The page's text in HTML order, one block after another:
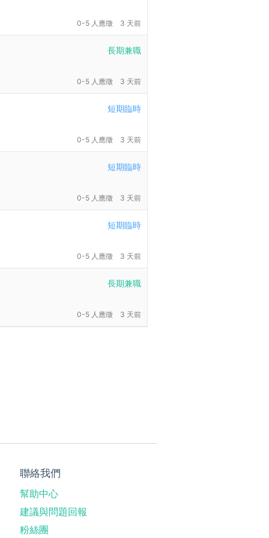
0-5 人應徵 3 天前
長期兼職
0-5 人應徵 3 天前
短期臨時
0-5 人應徵 3 天前
短期臨時
0-5 人應徵 3 天前
短期臨時
0-5 人應徵 3 天前
長期兼職
0-5 人應徵 3 天前
聯絡我們
幫助中心
建議與問題回報
粉絲團